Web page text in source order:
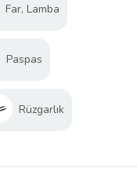
Far, Lamba
Paspas
Rüzgarlık